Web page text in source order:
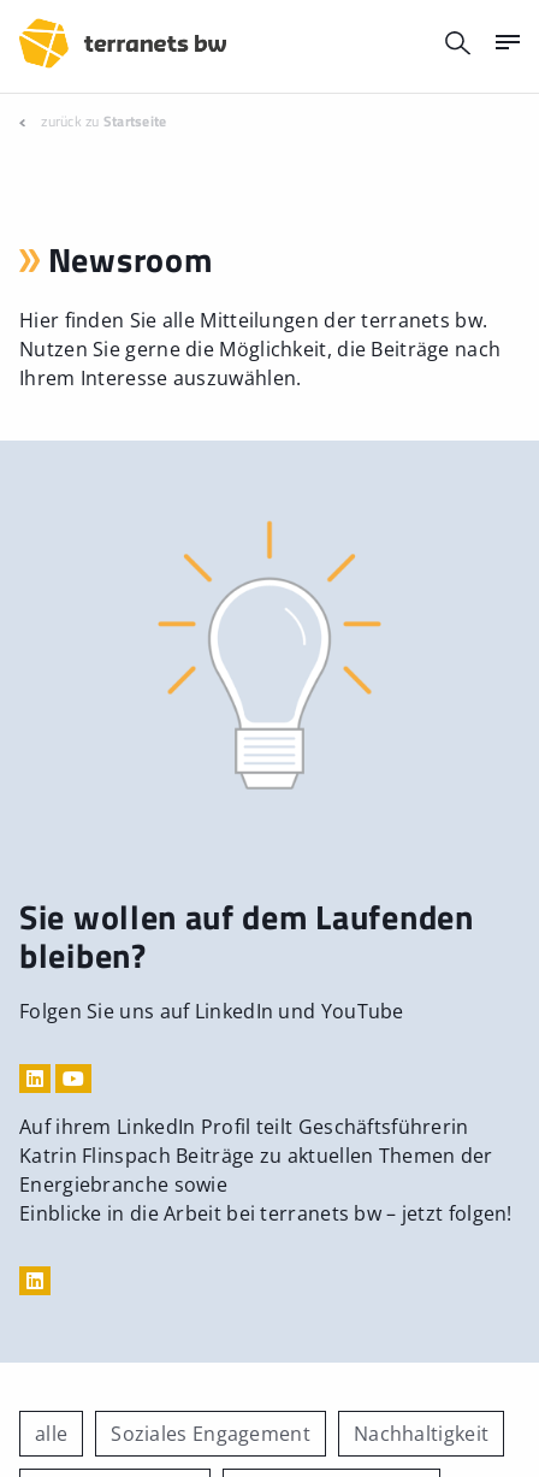
zurück zu Startseite
Newsroom
Hier finden Sie alle Mitteilungen der terranets bw.
Nutzen Sie gerne die Möglichkeit, die Beiträge nach
Ihrem Interesse auszuwählen.
Sie wollen auf dem Laufenden
bleiben?
Folgen Sie uns auf LinkedIn und YouTube
Auf ihrem LinkedIn Profil teilt Geschäftsführerin
Katrin Flinspach Beiträge zu aktuellen Themen der
Energiebranche sowie
Einblicke in die Arbeit bei terranets bw – jetzt folgen!
alle Soziales Engagement Nachhaltigkeit